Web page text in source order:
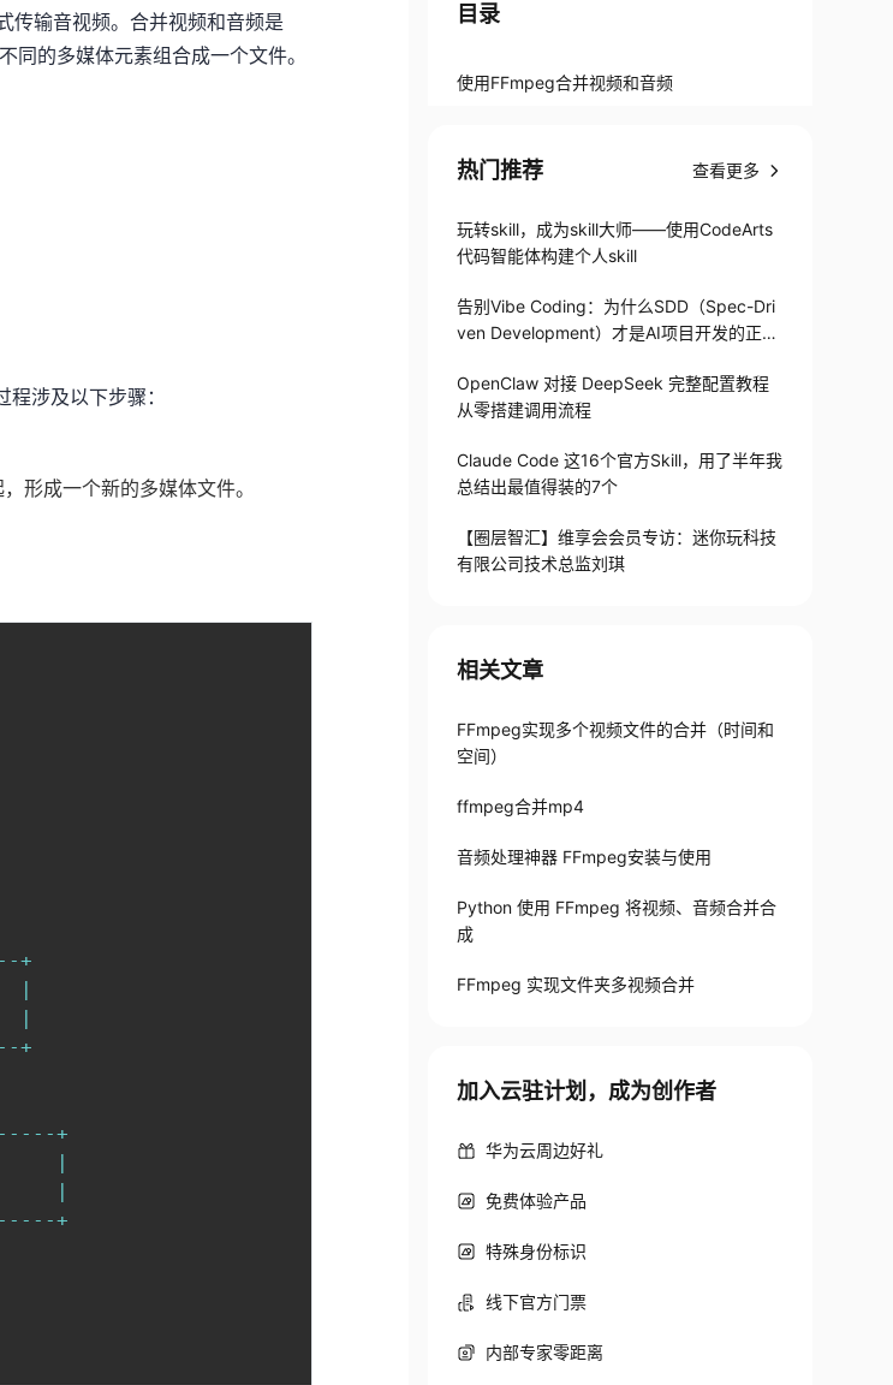
传输音视频。合并视频和音频是
同的多媒体元素组合成一个文件。
涉及以下步骤：
形成一个新的多媒体文件。
-+
-+
-- --+
-- --+
目录
使用FFmpeg合并视频和音频
热门推荐 查看更多
玩转skill，成为skill大师——使用CodeArts
代码智能体构建个人skill
告别Vibe Coding：为什么SDD（Spec-Dri
ven Development）才是AI项目开发的正确
OpenClaw 对接 DeepSeek 完整配置教程
从零搭建调用流程
Claude Code 这16个官方Skill，用了半年我
总结出最值得装的7个
【圈层智汇】维享会会员专访：迷你玩科技
有限公司技术总监刘琪
相关文章
FFmpeg实现多个视频文件的合并（时间和
空间）
ffmpeg合并mp4
音频处理神器 FFmpeg安装与使用
Python 使用 FFmpeg 将视频、音频合并合
成
FFmpeg 实现文件夹多视频合并
加入云驻计划，成为创作者
华为云周边好礼
免费体验产品
特殊身份标识
线下官方门票
内部专家零距离